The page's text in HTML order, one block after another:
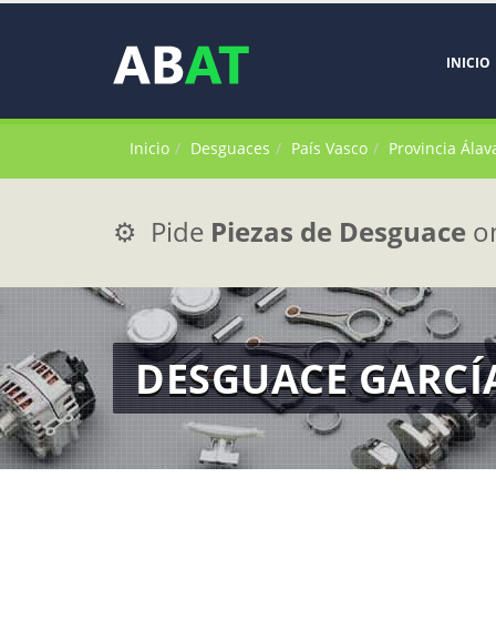
INICIO
Inicio Desguaces País Vasco Provincia
⚙️ Pide Piezas de Desguace
DESGUACE